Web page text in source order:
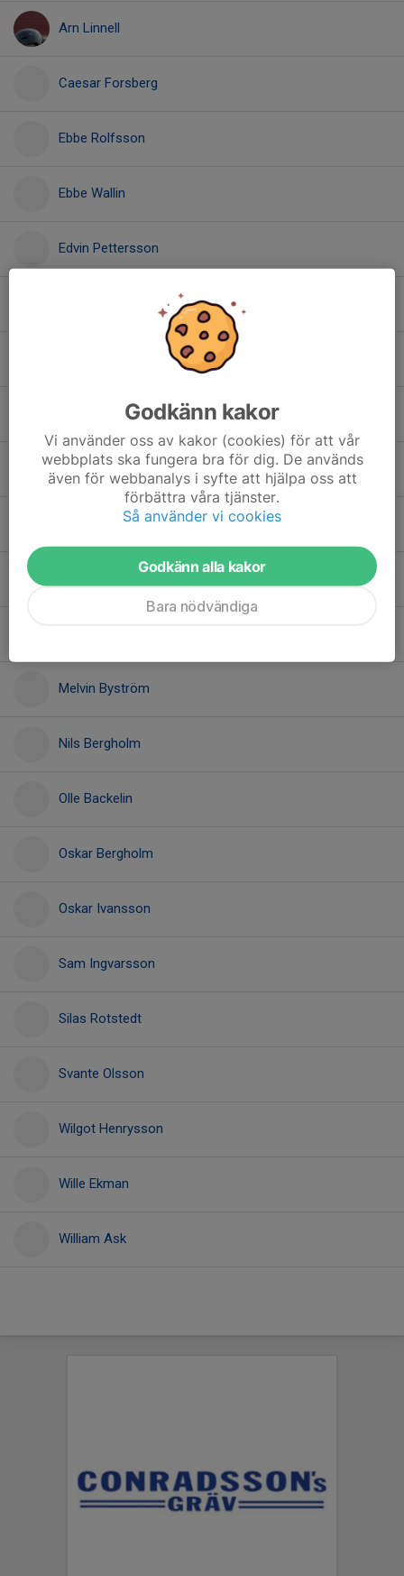
Arn Linnell
Caesar Forsberg
Ebbe Rolfsson
Ebbe Wallin
Edvin Pettersson
Kim Salminen
Konrad Solheim
Leon Levén
Melvin Byström
Nils Bergholm
Olle Backelin
Oskar Bergholm
Oskar Ivansson
Sam Ingvarsson
Silas Rotstedt
Svante Olsson
Wilgot Henrysson
Wille Ekman
William Ask
Godkänn kakor
Vi använder oss av kakor (cookies) för att vår
webbplats ska fungera bra för dig. De används
även för webbanalys i syfte att hjälpa oss att
förbättra våra tjänster.
Så använder vi cookies
Godkänn alla kakor
Bara nödvändiga